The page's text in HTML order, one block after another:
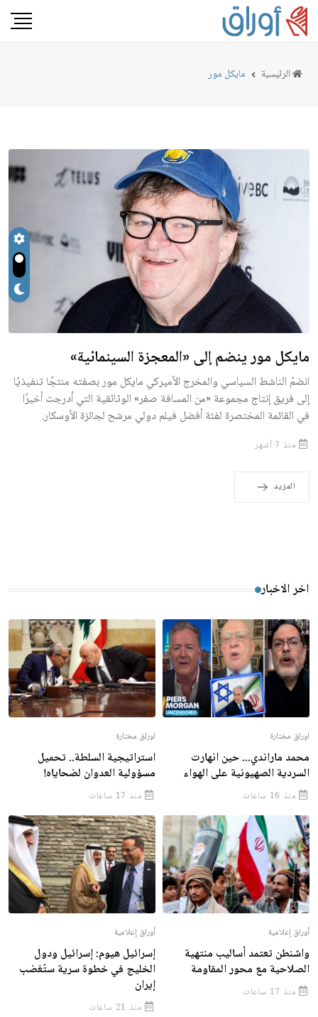
الرئيسية مايكل مور
مايكل مور ينضم إلى «المعجزة السينمائية»
انضمّ الناشط السياسي والمخرج الأميركي مايكل مور بصفته منتجًا تنفيذيًا
إلى فريق إنتاج مجموعة «من المسافة صفر» الوثائقية التي أدرجت أخيرًا
في القائمة المختصرة لفئة أفضل فيلم دولي مرشح لجائزة الأوسكار.
منذ 7 أشهر
المزيد
اخر الاخبار
اوراق مختارة
محمد ماراندي... حين انهارت
السردية الصهيونية على الهواء
منذ 16 ساعات
اوراق مختارة
استراتيجية السلطة.. تحميل
مسؤولية العدوان لضحاياه!
منذ 17 ساعات
أوراق إعلامية
واشنطن تعتمد أساليب منتهية
الصلاحية مع محور المقاومة
منذ 17 ساعات
أوراق إعلامية
إسرائيل هيوم: إسرائيل ودول
الخليج في خطوة سرية ستُغضب
إيران
منذ 21 ساعات